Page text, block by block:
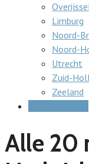
Limburg
Noord-
Noord-
Utrecht
Zuid-
Zeeland
Alle 20